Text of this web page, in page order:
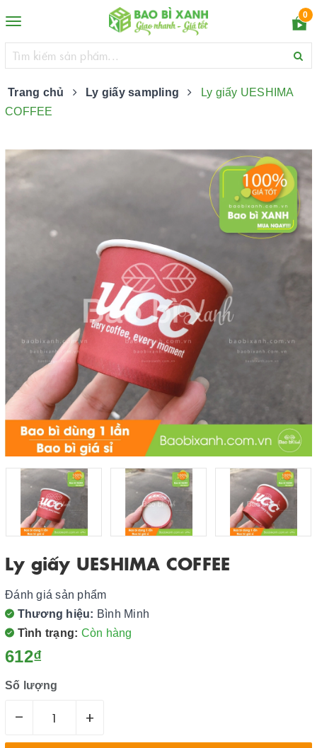
Toggle
navigation
0
Trang chủ Ly giấy sampling
Ly giấy UESHIMA
COFFEE
Ly giấy UESHIMA COFFEE
Đánh giá sản phẩm
Thương hiệu: Bình Minh
Tình trạng: Còn hàng
612₫
Số lượng
– +